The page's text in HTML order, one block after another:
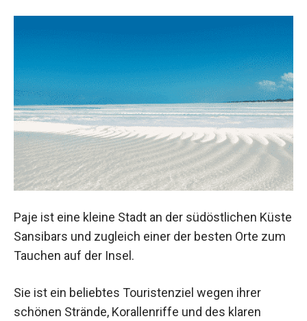
Paje ist eine kleine Stadt an der südöstlichen Küste
Sansibars und zugleich einer der besten Orte zum
Tauchen auf der Insel.
Sie ist ein beliebtes Touristenziel wegen ihrer
schönen Strände, Korallenriffe und des klaren